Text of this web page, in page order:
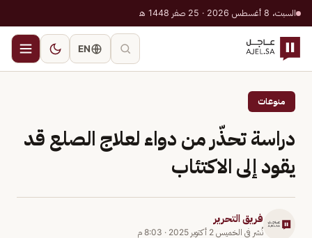
السبت، 8 أغسطس 2026 · 25 صفر 1448 هـ
EN
منوعات
دراسة تحذّر من دواء لعلاج الصلع قد
يقود إلى الاكتئاب
فريق التحرير
نُشر في الخميس 2 أكتوبر 2025 · 8:03 م